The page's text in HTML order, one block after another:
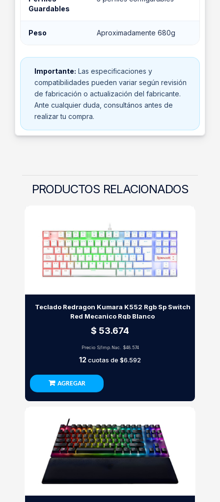
Guardables
Peso Aproximadamente 680g
Importante: Las especificaciones y
compatibilidades pueden variar según revisión
de fabricación o actualización del fabricante.
Ante cualquier duda, consultános antes de
realizar tu compra.
PRODUCTOS RELACIONADOS
Teclado Redragon Kumara K552 Rgb Sp Switch
Red Mecanico Rgb Blanco
$ 53.674
Precio S/Imp.Nac. $48.574
12cuotas de $6.592
AGREGAR